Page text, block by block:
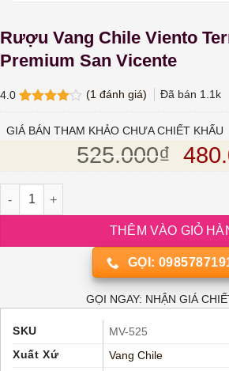
Rượu Vang Chile Viento
Premium San Vicente
4.0
5 dựa
(1 đánh giá) Đã bán 1.1k
GIÁ BÁN THAM KHẢO CHƯA CHIẾT KHẤU
525.000₫ Giá
Rượu Vang Chile Viento Terral
THÊM VÀO GIỎ
GỌI:
GỌI NGAY: NHẬN GIÁ
SKU
MV-525
Xuất Xứ
Vang Chile